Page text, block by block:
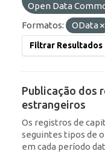
Open Data
Formatos:
OData
Filtrar Resultados
Publicação dos
estrangeiros
Os registros de
seguintes tipos de
em cada período